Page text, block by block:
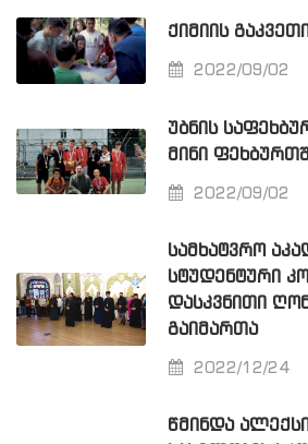
ᲥᲘᲛᲘᲘᲡ
2022/09/02
ᲣᲑᲜᲘᲡ
ᲛᲘᲜᲘ
2022/09/02
ᲡᲐᲛᲮᲐᲢᲕᲠᲝ
ᲡᲢᲣᲓᲔᲜᲢᲣᲠᲘ
ᲓᲐᲡᲙᲕᲜᲘᲗᲘ
ᲒᲐᲘᲛᲐᲠᲗᲐ
2022/12/24
ᲬᲛᲘᲜᲓᲐ